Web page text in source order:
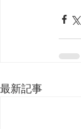
最新記事